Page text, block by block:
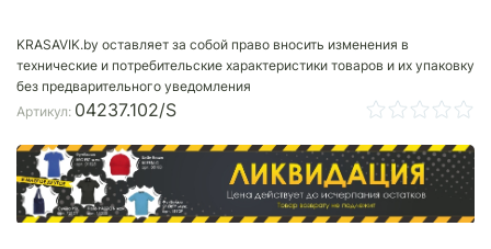
KRASAVIK.by оставляет за собой право вносить изменения в
технические и потребительские характеристики товаров и их упаковку
без предварительного уведомления
Артикул: 04237.102/S